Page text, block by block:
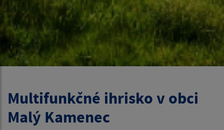
Multifunkčné ihrisko v obci
Malý Kamenec